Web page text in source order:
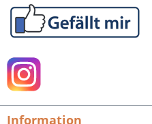
Information